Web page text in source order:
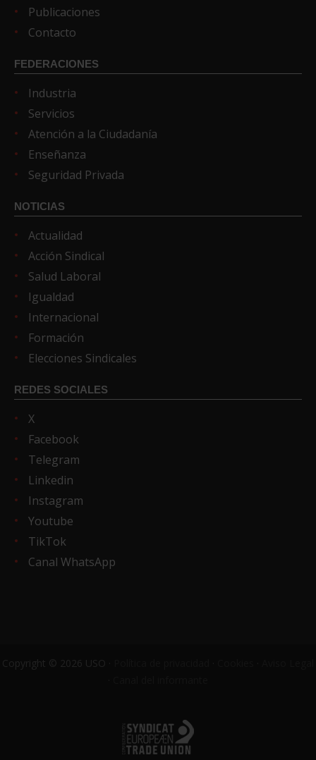
Publicaciones
Contacto
FEDERACIONES
Industria
Servicios
Atención a la Ciudadanía
Enseñanza
Seguridad Privada
NOTICIAS
Actualidad
Acción Sindical
Salud Laboral
Igualdad
Internacional
Formación
Elecciones Sindicales
REDES SOCIALES
X
Facebook
Telegram
Linkedin
Instagram
Youtube
TikTok
Canal WhatsApp
Copyright © 2026 USO ·